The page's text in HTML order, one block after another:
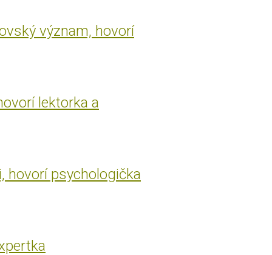
význam, hovorí
lektorka a
hovorí psychologička